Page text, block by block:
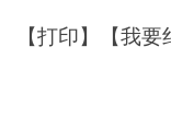
【打印】【我要